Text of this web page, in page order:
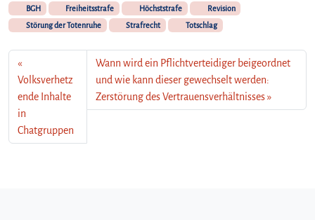
BGH Freiheitsstrafe Höchststrafe
Revision
Störung der Totenruhe
Strafrecht Totschlag
Volksverhetz
ende Inhalte
in
Chatgruppen
Wann wird ein Pflichtverteidiger beigeordnet
und wie kann dieser gewechselt werden:
Zerstörung des Vertrauensverhältnisses